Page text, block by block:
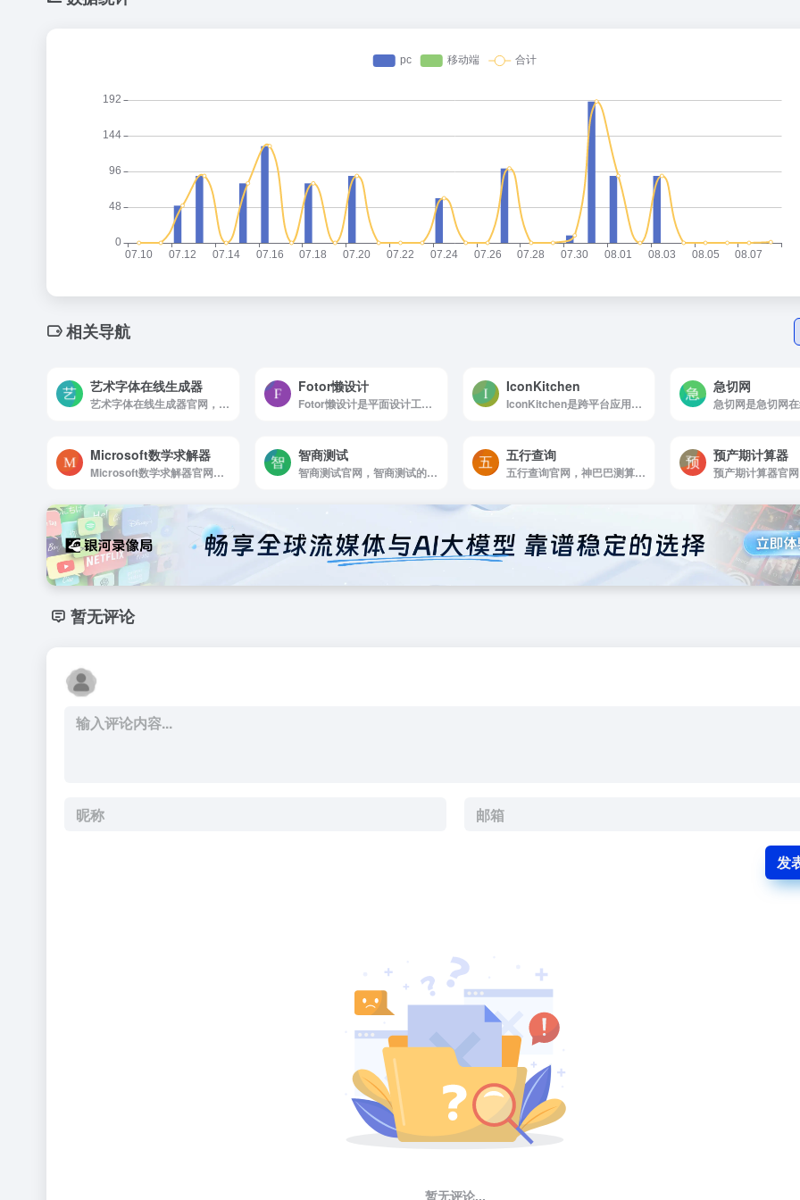
相关导航
艺术字体在线生成器
艺术字体在线生成器官网，艺术字体转换器 艺术字体在线生成器
Fotor懒设计
Fotor懒设计是平面设计工具和在线平面设计网站之一
IconKitchen
IconKitchen是跨平台应用图标在线制作工具
急切网
Microsoft数学求解器
Microsoft数学求解器官网，微软数学求解在线数学求解器，为你免费解答代数，微积分等数学问题。浏览在线网页或下载数学求解器app获取帮助
智商测试
智商测试官网，智商测试的当前版本采用了国内广泛主流的版本，一共32道题，其中最后2到智商测试题为附件的。智商测试仅仅是测试分析能力，逻辑能力等，并不能说这套智商测试题是全面的，本套智商测试题在医疗行业也颇为常用
五行查询
五行查询官网，神巴巴测算可提供免费生辰八字五行查询，八字五行查询在实践中不断发展，每一个阶梯的递进，都包含着五行相生相克与历代学者实践五行缺什么查询的辛勤付出。八字五行分析详解，让您方便推测自身命理，知晓自己的命格好坏！ 神巴巴星座网
预产期计算器
暂无评论
发
暂无评论...